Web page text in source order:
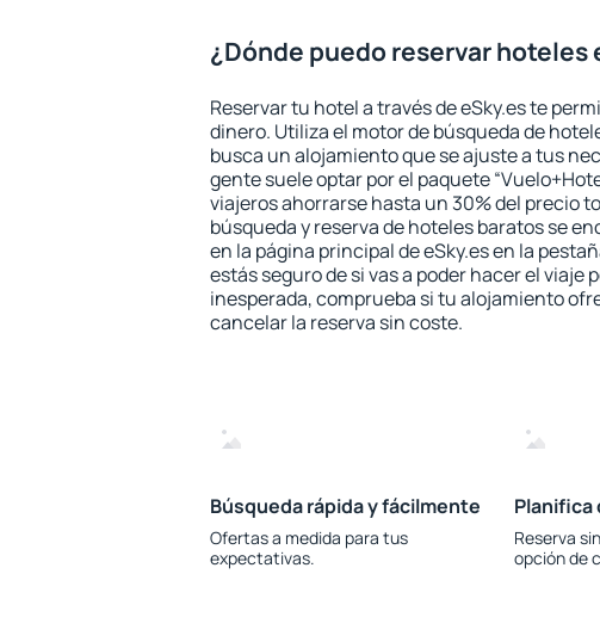
¿Dónde puedo reservar hoteles
Reservar tu hotel a través de eSky.es te
dinero. Utiliza el motor de búsqueda de
busca un alojamiento que se ajuste a tus
gente suele optar por el paquete
viajeros ahorrarse hasta un 30% del precio
búsqueda y reserva de hoteles baratos se
en la página principal de eSky.es en la
estás seguro de si vas a poder hacer el viaje
inesperada, comprueba si tu alojamiento
cancelar la reserva sin coste.
Búsqueda rápida y fácilmente
Ofertas a medida para tus
expectativas.
Planifica
Reserva
opción de